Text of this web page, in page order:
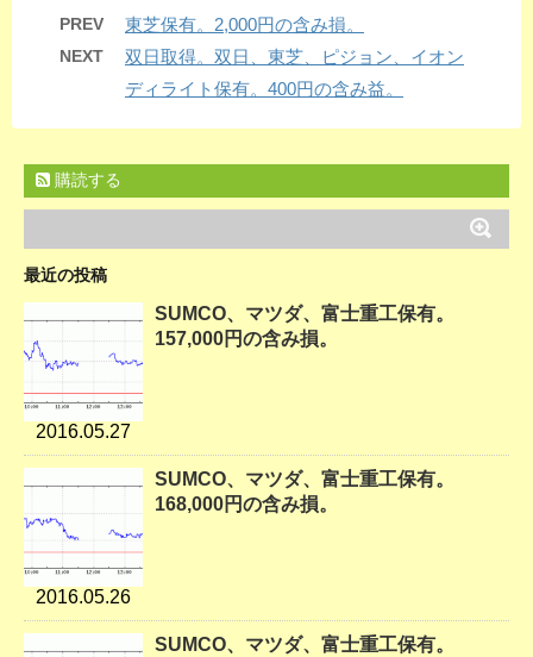
PREV 東芝保有。2,000円の含み損。
NEXT
双日取得。双日、東芝、ピジョン、イオン
ディライト保有。400円の含み益。
購読する
最近の投稿
2016.05.27
SUMCO、マツダ、富士重工保有。
157,000円の含み損。
2016.05.26
SUMCO、マツダ、富士重工保有。
168,000円の含み損。
SUMCO、マツダ、富士重工保有。